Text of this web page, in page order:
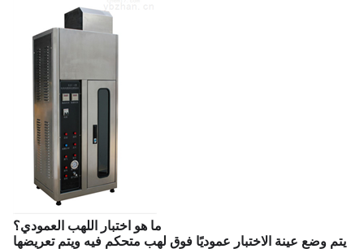
ما هو اختبار اللهب العمودي؟
يتم وضع عينة الاختبار عموديًا فوق لهب متحكم فيه ويتم تعريضها